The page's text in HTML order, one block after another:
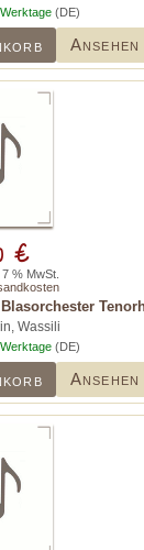
(DE)
Ansehen
Wassili
(DE)
Ansehen
€
% MwSt.